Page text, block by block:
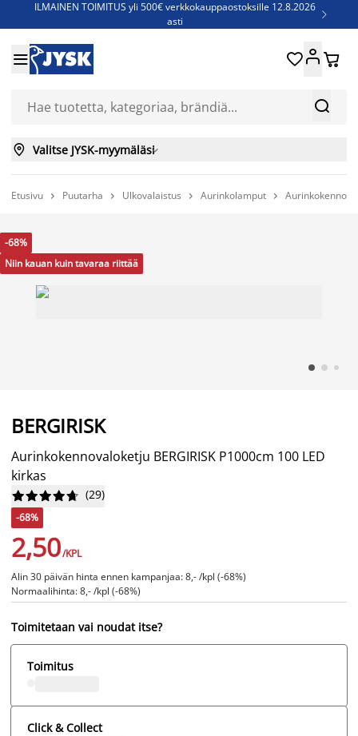
ILMAINEN TOIMITUS yli 500€ verkkokauppaostoksille 12.8.2026
asti

Jenkkisänkyjä - Säästä jopa 60%


 
 Valitse JYSK-myymäläsi
Etusivu  Puutarha  Ulkovalaistus  Aurinkolamput 
-68%
Niin kauan kuin tavaraa riittää
BERGIRISK
Aurinkokennovaloketju BERGIRISK P1000cm 100 LED
kirkas





 (29)
-68%
2,50/KPL
Alin 30 päivän hinta ennen kampanjaa: 8,- /kpl (-68%)
Normaalihinta: 8,- /kpl (-68%)
Toimitetaan vai noudat itse?
Toimitus
Click & Collect